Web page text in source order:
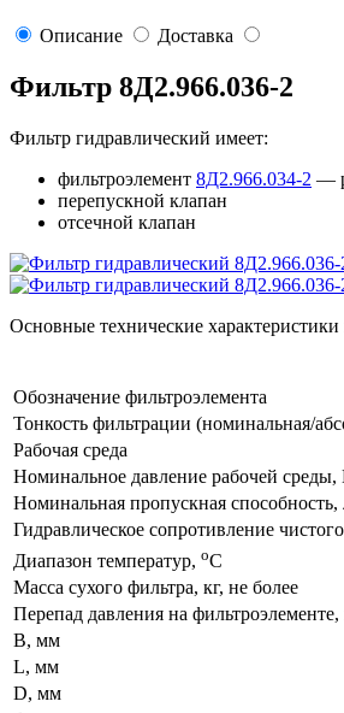
Описание Доставка
Фильтр 8Д2.966.036-2
Фильтр гидравлический имеет:
фильтроэлемент 8Д2.966.034-2 —
перепускной клапан
отсечной клапан
Основные технические
Обозначение фильтроэлемента
Тонкость фильтрации (номинальная/
Рабочая среда
Номинальное давление рабочей
Номинальная пропускная
Гидравлическое сопротивление
Диапазон температур, оС
Масса сухого фильтра, кг, не более
Перепад давления на
B, мм
L, мм
D, мм